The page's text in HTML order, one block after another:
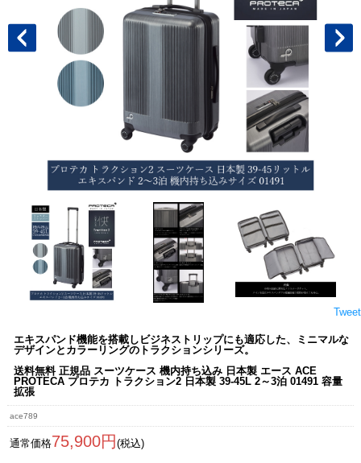
Tweet
エキスパンド機能を搭載しビジネストリップにも適応した、ミニマルな
デザインとカラーリングのトラクションシリーズ。
送料無料 正規品 スーツケース 機内持ち込み 日本製 エース ACE
PROTECA プロテカ トラクション2 日本製 39-45L 2～3泊 01491 容量
拡張
ace789
通常価格75,900円 (税込)